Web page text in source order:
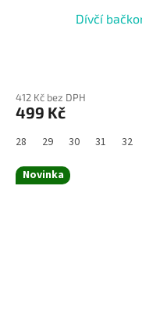
Dívčí
412 Kč bez DPH
499 Kč
28 29 30 31 32
Novinka